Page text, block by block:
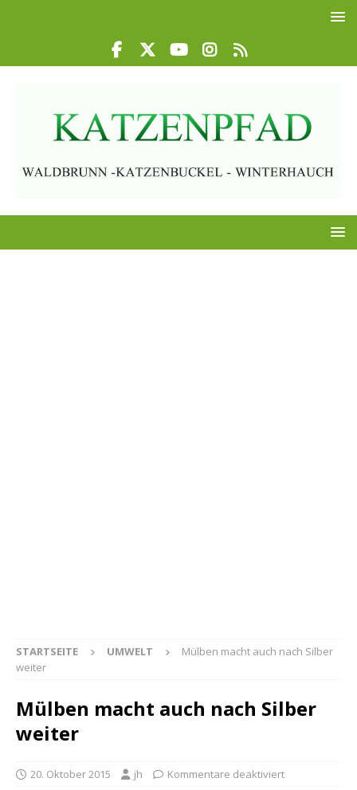
STARTSEITE UMWELT
Mülben macht auch nach Silber
weiter
Mülben macht auch nach Silber
weiter
20. Oktober 2015 jh Kommentare deaktiviert